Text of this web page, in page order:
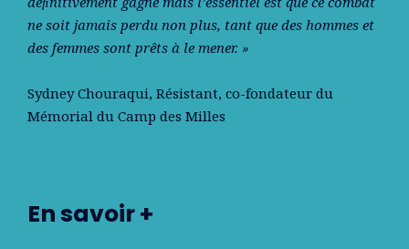
ne soit jamais perdu non plus, tant que des hommes et
des femmes sont prêts à le mener. »
Sydney Chouraqui, Résistant, co-fondateur du
Mémorial du Camp des Milles
En savoir +